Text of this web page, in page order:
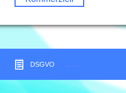
DSGVO Hypnose in Berlin